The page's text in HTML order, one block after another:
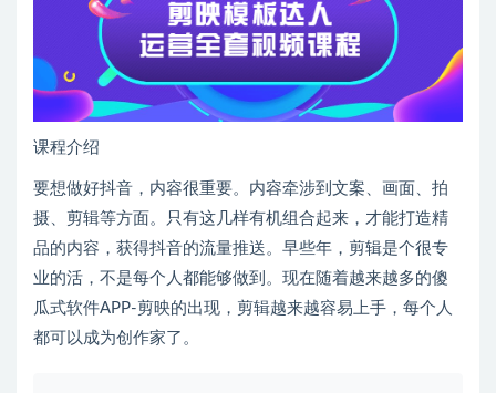
课程介绍
要想做好抖音，内容很重要。内容牵涉到文案、画面、拍
摄、剪辑等方面。只有这几样有机组合起来，才能打造精
品的内容，获得抖音的流量推送。早些年，剪辑是个很专
业的活，不是每个人都能够做到。现在随着越来越多的傻
瓜式软件APP-剪映的出现，剪辑越来越容易上手，每个人
都可以成为创作家了。